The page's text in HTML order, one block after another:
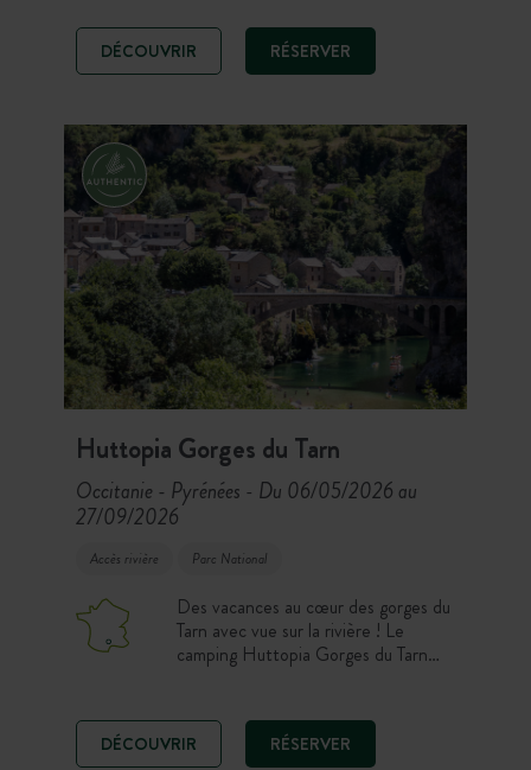
avec deux piscines extérieures,
restaurant et location de vélos
électriques sur place. La plage de
cyclables et les villages typiques de
l’île : un camping idéal pour explorer
l’Île d’Oléron entre océan, pinède et
authenticité.
DÉCOUVRIR RÉSERVER
Huttopia Gorges du Tarn
Occitanie - Pyrénées - Du 06/05/2026 au
27/09/2026
Accès rivière Parc National
Des vacances au cœur des gorges du
Tarn avec vue sur la rivière ! Le
camping Huttopia Gorges du Tarn
découverte du Parc National des
Cévennes. Profitez de ce lieu
DÉCOUVRIR RÉSERVER